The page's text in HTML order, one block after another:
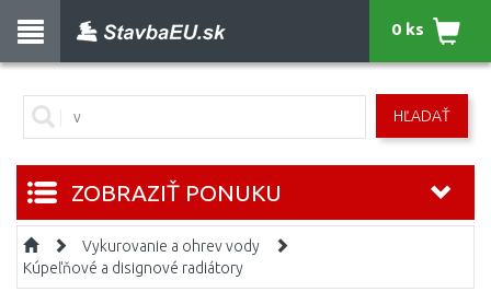
HĽADAŤ
0 ks
ZOBRAZIŤ PONUKU
Vykurovanie a ohrev vody
Kúpeľňové a disignové radiátory